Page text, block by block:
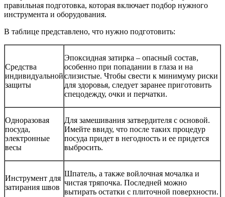
правильная подготовка, которая включает подбор нужного
инструмента и оборудования.
В таблице представлено, что нужно подготовить:
Средства
индивидуальной
защиты
Эпоксидная затирка – опасный состав,
особенно при попадании в глаза и на
слизистые. Чтобы свести к минимуму риски
для здоровья, следует заранее приготовить
спецодежду, очки и перчатки.
Одноразовая
посуда,
электронные
весы
Для замешивания затвердителя с основой.
Имейте ввиду, что после таких процедур
посуда придет в негодность и ее придется
выбросить.
Инструмент для
затирания швов
Шпатель, а также войлочная мочалка и
чистая тряпочка. Последней можно
вытирать остатки с плиточной поверхности.